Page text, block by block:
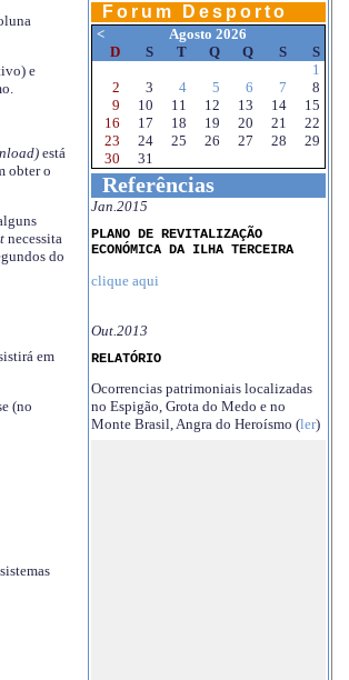
e
está
obter o
necessita
do
em
(no
Forum Desporto
<
Agosto 2026
D
S T Q Q S
S
1
2
3 4 5 6 7
8
9
10 11 12 13 14
15
16
17 18 19 20 21
22
23
24 25 26 27 28
29
30
31
Referências
Jan.2015
PLANO DE REVITALIZAÇÃO
ECONÓMICA DA ILHA TERCEIRA
clique aqui
Out.2013
RELATÓRIO
Ocorrencias patrimoniais localizadas
no Espigão, Grota do Medo e no
Monte Brasil, Angra do Heroísmo (ler)